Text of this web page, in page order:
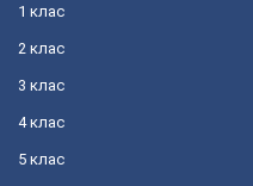
1 клас
2 клас
3 клас
4 клас
5 клас